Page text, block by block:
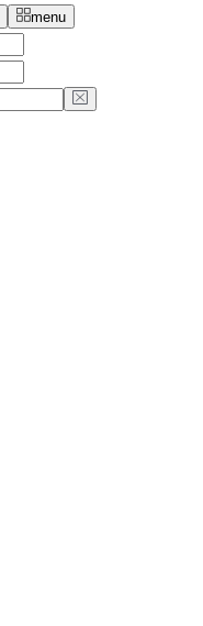
menu